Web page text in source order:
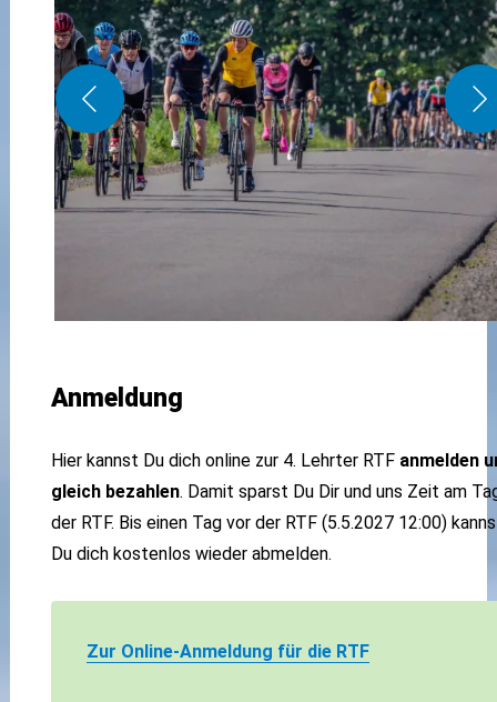
Anmeldung
Hier kannst Du dich online zur 4. Lehrter RTF anmelden
gleich bezahlen. Damit sparst Du Dir und uns Zeit am
der RTF. Bis einen Tag vor der RTF (5.5.2027 12:00)
Du dich kostenlos wieder abmelden.
Zur Online-Anmeldung für die RTF